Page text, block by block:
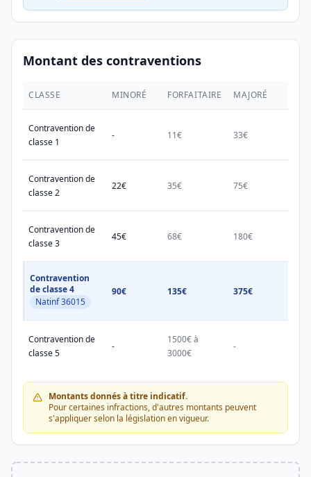
Montant des contraventions
CLASSE MINORÉ FORFAITAIRE MAJORÉ
Contravention de
classe 1
- 11€ 33€
Contravention de
classe 2
22€ 35€ 75€
Contravention de
classe 3
45€ 68€ 180€
Contravention
de classe 4
Natinf 36015
90€ 135€ 375€
Contravention de
classe 5
-
1500€ à
3000€
-
Montants donnés à titre indicatif.
Pour certaines infractions, d'autres montants peuvent
s'appliquer selon la législation en vigueur.